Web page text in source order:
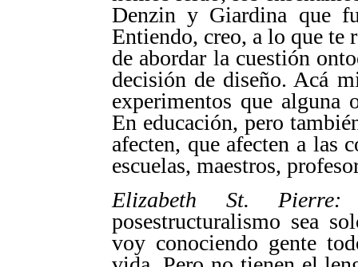
Denzin y Giardina que
Entiendo, creo, a lo que te
de abordar la cuestión
decisión de diseño. Acá
experimentos que alguna
En educación, pero
afecten, que afecten a las
escuelas, maestros,
Elizabeth St. Pierre:
posestructuralismo sea
voy conociendo gente